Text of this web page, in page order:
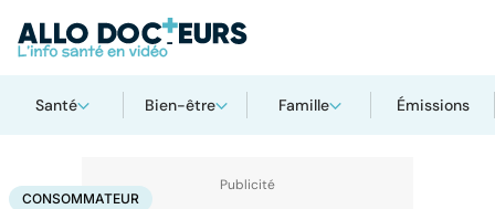
Santé Bien-être Famille Émissions
AccueilSantéConsommateur
CONSOMMATEUR